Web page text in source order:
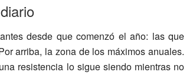
desde que comenzó el año: las que
arriba, la zona de los máximos anuales.
resistencia lo sigue siendo mientras no